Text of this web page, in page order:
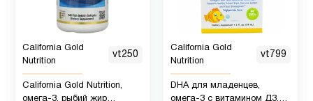
Здоровый
сон
California Gold
Nutrition
vt250
California Gold Nutrition,
омега-3, рыбий жир
California Gold
Nutrition
vt799
DHA для младенцев,
омега-3 с витамином Д3,